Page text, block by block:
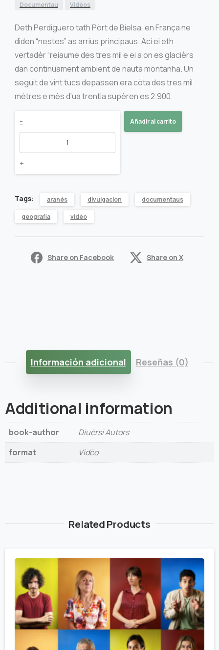
Documentau Vidèos
Deth Perdiguero tath Pòrt de Bielsa, en França ne
diden “nestes” as arrius principaus. Ací ei eth
vertadèr “reiaume des tres mil e ei a on es glacièrs
dan continuament ambient de nauta montanha. Un
seguit de vint tucs depassen era còta des tres mil
mètres e mès d’ua trentia supèren es 2.900.
Der
enquiath
quantity
-
+
Añadir al carrito
Tags: aranés divulgacion documentaus
geografia vidèo
Share on Facebook Share on X
Información adicional Reseñas (0)
Additional information
book-author
Diuèrsi Autors
format
Vidèo
Related Products